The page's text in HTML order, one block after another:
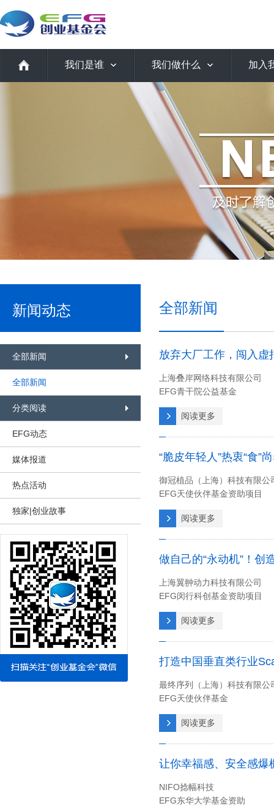
我们是谁 我们做什么 加入
新闻动态
全部新闻
全部新闻
分类阅读
EFG动态
媒体报道
热点活动
独家|创业故事
全部新闻
放弃大厂工作，闯入虚
上海叠岸网络科技有限公司
EFG青干院公益基金
阅读更多
“脆皮年轻人”热衷“食”
御冠植品（上海）科技有限公
EFG天使伙伴基金资助项目
阅读更多
做自己的“永动机”！创
上海翼翀动力科技有限公司
EFG闵行科创基金资助项目
阅读更多
打造中国垂直类行业
最终序列（上海）科技有限公
EFG天使伙伴基金
阅读更多
让你幸福感、安全感爆
NIFO捻幅科技
EFG东华大学基金资助